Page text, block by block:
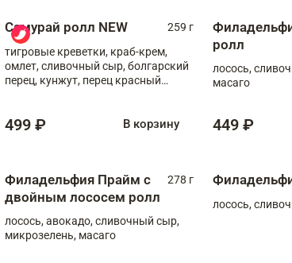
Самурай ролл NEW
259 г
тигровые креветки, краб-крем,
омлет, сливочный сыр, болгарский
перец, кунжут, перец красный
499 ₽ В корзину
ролл
лосось,
масаго
449 ₽
Филадельфия Прайм с
двойным лососем ролл
278 г
лосось, авокадо, сливочный сыр,
микрозелень, масаго
лосось,